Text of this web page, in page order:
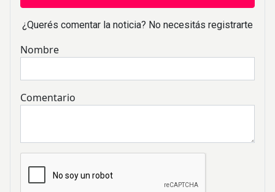
¿Querés comentar la noticia? No necesitás registrarte
Nombre
Comentario